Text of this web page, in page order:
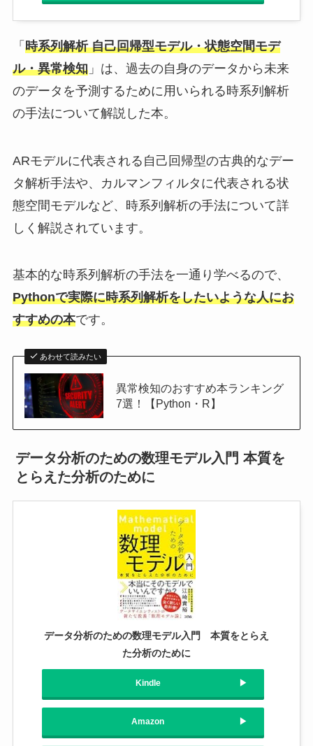
「 時系列解析 自己回帰型モデル・状態空間モデ
ル・異常検知」は、過去の自身のデータから未来
のデータを予測するために用いられる時系列解析
の手法について解説した本。
ARモデルに代表される自己回帰型の古典的なデー
タ解析手法や、カルマンフィルタに代表される状
態空間モデルなど、時系列解析の手法について詳
しく解説されています。
基本的な時系列解析の手法を一通り学べるので、
Pythonで実際に時系列解析をしたいような人にお
すすめの本です。
あわせて読みたい
異常検知のおすすめ本ランキング
7選！【Python・R】
データ分析のための数理モデル入門 本質を
とらえた分析のために
データ分析のための数理モデル入門 本質をとらえ
た分析のために
Kindle
Amazon